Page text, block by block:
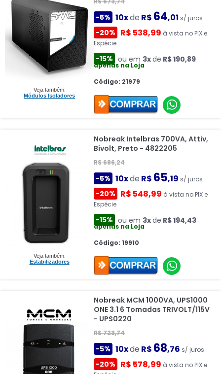
Veja também:
Módulos Isoladores
-5% 10xde R$ 64,01 s/ juros
-20% R$ 538,99 à vista no PIX e
Espécie
-15% ou em 3xde R$ 190,89
apenas na Loja
Código: 21979
Veja também:
Estabilizadores
Nobreak Intelbras 700VA, Attiv,
Bivolt, Preto - 4822205
R$ 686,24
-5% 10xde R$ 65,19 s/ juros
-20% R$ 548,99 à vista no PIX e
Espécie
-15% ou em 3xde R$ 194,43
apenas na Loja
Código: 19910
Nobreak MCM 1000VA, UPS1000
ONE 3.1 6 Tomadas TRIVOLT/115V
- UPS0220
R$ 723,74
-5% 10xde R$ 68,76 s/ juros
-20% R$ 578,99 à vista no PIX e